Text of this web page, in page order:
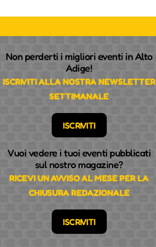
Non perderti i migliori eventi in Alto
Adige!
ISCRIVITI ALLA NOSTRA NEWSLETTER
SETTIMANALE
ISCRIVITI
Vuoi vedere i tuoi eventi pubblicati
sul nostro magazine?
RICEVI UN AVVISO AL MESE PER LA
CHIUSURA REDAZIONALE
ISCRIVITI